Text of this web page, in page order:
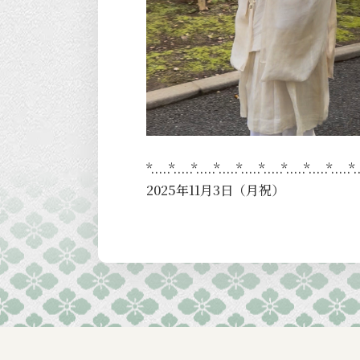
2025年11月3日（月祝）